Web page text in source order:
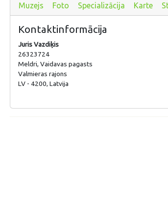
Muzejs Foto Specializācija Karte
Kontaktinformācija
Juris Vazdiķis
26323724
Meldri, Vaidavas pagasts
Valmieras rajons
LV - 4200, Latvija